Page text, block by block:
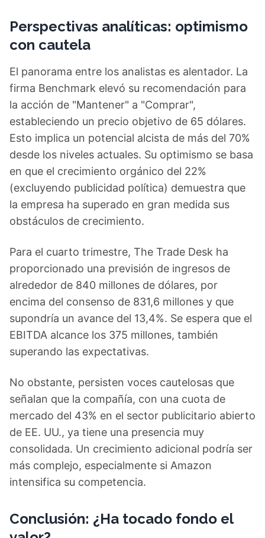
Perspectivas analíticas: optimismo
con cautela
El panorama entre los analistas es alentador. La
firma Benchmark elevó su recomendación para
la acción de "Mantener" a "Comprar",
estableciendo un precio objetivo de 65 dólares.
Esto implica un potencial alcista de más del 70%
desde los niveles actuales. Su optimismo se basa
en que el crecimiento orgánico del 22%
(excluyendo publicidad política) demuestra que
la empresa ha superado en gran medida sus
obstáculos de crecimiento.
Para el cuarto trimestre, The Trade Desk ha
proporcionado una previsión de ingresos de
alrededor de 840 millones de dólares, por
encima del consenso de 831,6 millones y que
supondría un avance del 13,4%. Se espera que el
EBITDA alcance los 375 millones, también
superando las expectativas.
No obstante, persisten voces cautelosas que
señalan que la compañía, con una cuota de
mercado del 43% en el sector publicitario abierto
de EE. UU., ya tiene una presencia muy
consolidada. Un crecimiento adicional podría ser
más complejo, especialmente si Amazon
intensifica su competencia.
Conclusión: ¿Ha tocado fondo el